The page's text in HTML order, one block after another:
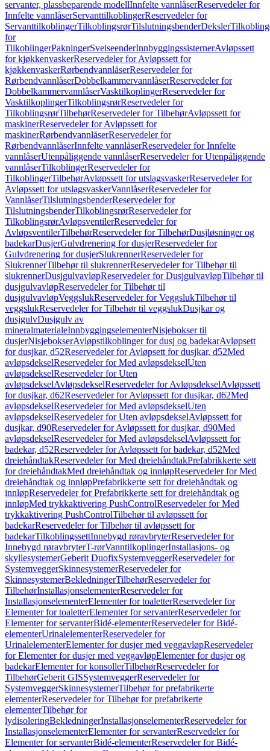
servanter, plassbeparende modellInnfelte vannlåserReservedeler for
Innfelte vannlåserServanttilkoblingerReservedeler for
ServanttilkoblingerTilkoblingsrørTilslutningsbenderDeksler
for
TilkoblingerPakningerSveiseenderInnbyggingssisternerAvløpssett
for kjøkkenvaskerReservedeler for Avløpssett for
kjøkkenvaskerRørbendvannlåserReservedeler for
RørbendvannlåserDobbelkammervannlåserReservedeler for
DobbelkammervannlåserVasktilkoplingerReservedeler for
VasktilkoplingerTilkoblingsrørReservedeler for
TilkoblingsrørTilbehørReservedeler for TilbehørAvløpssett for
maskinerReservedeler for Avløpssett for
maskinerRørbendvannlåserReservedeler for
RørbendvannlåserInnfelte vannlåserReservedeler for Innfelte
vannlåserUtenpåliggende vannlåserReservedeler for Utenpåliggende
vannlåserTilkoblingerReservedeler for
TilkoblingerTilbehørAvløpssett for utslagsvaskerReservedeler for
Avløpssett for utslagsvaskerVannlåserReservedeler for
VannlåserTilslutningsbenderReservedeler for
TilslutningsbenderTilkoblingsrørReservedeler for
TilkoblingsrørAvløpsventilerReservedeler for
AvløpsventilerTilbehørReservedeler for TilbehørDusjløsninger og
badekarDusjerGulvdrenering for dusjerReservedeler for
Gulvdrenering for dusjerSlukrennerReservedeler for
SlukrennerTilbehør til slukrennerReservedeler for Tilbehør til
slukrennerDusjgulvavløpReservedeler for DusjgulvavløpTilbehør til
dusjgulvavløpReservedeler for Tilbehør til
dusjgulvavløpVeggslukReservedeler for VeggslukTilbehør til
veggslukReservedeler for Tilbehør til veggslukDusjkar og
dusjgulvDusjgulv av
mineralmaterialeInnbyggingselementerNisjebokser til
dusjerNisjebokserAvløpstilkoblinger for dusj og badekarAvløpsett
for dusjkar, d52Reservedeler for Avløpsett for dusjkar, d52Med
avløpsdekselReservedeler for Med avløpsdekselUten
avløpsdekselReservedeler for Uten
avløpsdekselAvløpsdekselReservedeler for AvløpsdekselAvløpssett
for dusjkar, d62Reservedeler for Avløpssett for dusjkar, d62Med
avløpsdekselReservedeler for Med avløpsdekselUten
avløpsdekselReservedeler for Uten avløpsdekselAvløpssett for
dusjkar, d90Reservedeler for Avløpssett for dusjkar, d90Med
avløpsdekselReservedeler for Med avløpsdekselAvløpssett for
badekar, d52Reservedeler for Avløpssett for badekar, d52Med
dreiehåndtakReservedeler for Med dreiehåndtakPrefabrikkerte sett
for dreiehåndtakMed dreiehåndtak og innløpReservedeler for Med
dreiehåndtak og innløpPrefabrikkerte sett for dreiehåndtak og
innløpReservedeler for Prefabrikkerte sett for dreiehåndtak og
innløpMed trykkaktivering PushControlReservedeler for Med
trykkaktivering PushControlTilbehør til avløpssett for
badekarReservedeler for Tilbehør til avløpssett for
badekarTilkoblingssettInnebygd røravbryterReservedeler for
Innebygd røravbryterT-rørVanntilkoplingerInstallasjons- og
skyllesystemerGeberit DuofixSystemveggerReservedeler for
SystemveggerSkinnesystemerReservedeler for
SkinnesystemerBekledningerTilbehørReservedeler for
TilbehørInstallasjonselementerReservedeler for
InstallasjonselementerElementer for toaletterReservedeler for
Elementer for toaletterElementer for servanterReservedeler for
Elementer for servanterBidé-elementerReservedeler for Bidé-
elementerUrinalelementerReservedeler for
UrinalelementerElementer for dusjer med veggavløpReservedeler
for Elementer for dusjer med veggavløpElementer for dusjer og
badekarElementer for konsollerTilbehørReservedeler for
TilbehørGeberit GISSystemveggerReservedeler for
SystemveggerSkinnesystemerTilbehør for prefabrikerte
elementerReservedeler for Tilbehør for prefabrikerte
elementerTilbehør for
lydisoleringBekledningerInstallasjonselementerReservedeler for
InstallasjonselementerElementer for servanterReservedeler for
Elementer for servanterBidé-elementerReservedeler for Bidé-